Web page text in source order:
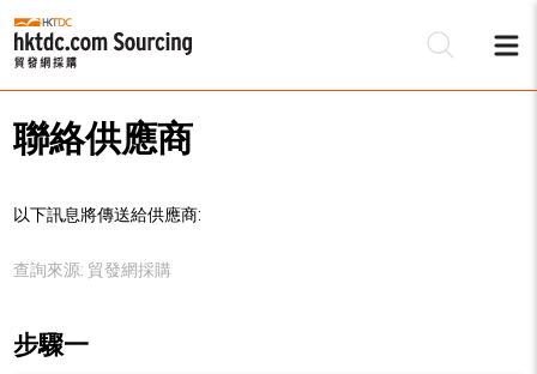
聯絡供應商
以下訊息將傳送給供應商:
查詢來源: 貿發網採購
步驟一